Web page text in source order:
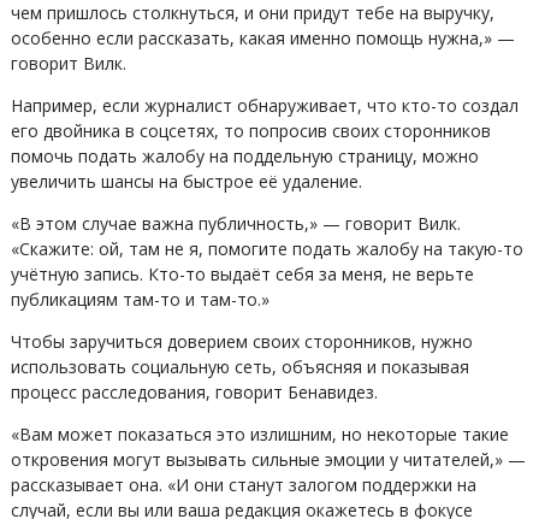
чем пришлось столкнуться, и они придут тебе на выручку,
особенно если рассказать, какая именно помощь нужна,» —
говорит Вилк.
Например, если журналист обнаруживает, что кто-то создал
его двойника в соцсетях, то попросив своих сторонников
помочь подать жалобу на поддельную страницу, можно
увеличить шансы на быстрое её удаление.
«В этом случае важна публичность,» — говорит Вилк.
«Скажите: ой, там не я, помогите подать жалобу на такую-то
учётную запись. Кто-то выдаёт себя за меня, не верьте
публикациям там-то и там-то.»
Чтобы заручиться доверием своих сторонников, нужно
использовать социальную сеть, объясняя и показывая
процесс расследования, говорит Бенавидез.
«Вам может показаться это излишним, но некоторые такие
откровения могут вызывать сильные эмоции у читателей,» —
рассказывает она. «И они станут залогом поддержки на
случай, если вы или ваша редакция окажетесь в фокусе